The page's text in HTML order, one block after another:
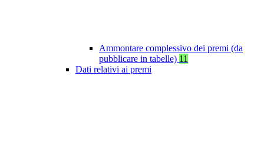
Ammontare complessivo dei premi (da
pubblicare in tabelle) 11
Dati relativi ai premi